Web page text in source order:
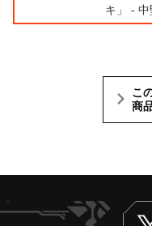
キ」 -
こ
商